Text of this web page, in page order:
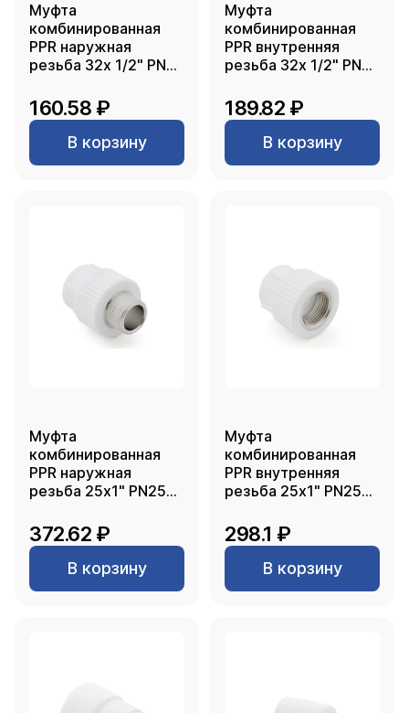
Муфта
комбинированная
PPR наружная
резьба 32х 1/2" PN25
160.58 ₽
В корзину
Муфта
комбинированная
PPR внутренняя
резьба 32х 1/2" PN25
189.82 ₽
В корзину
Муфта
комбинированная
PPR наружная
резьба 25х1" PN25
372.62 ₽
В корзину
Муфта
комбинированная
PPR внутренняя
резьба 25х1" PN25
298.1 ₽
В корзину